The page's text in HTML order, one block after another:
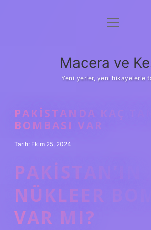
Anasayfa
Yasal Uyarı
menüyü
Macera ve
Yeni yerler, yeni hikayelerle
PAKISTANDA KAÇ
BOMBASI VAR
Tarih: Ekim 25, 2024
PAKISTAN’IN
NÜKLEER
VAR MI?